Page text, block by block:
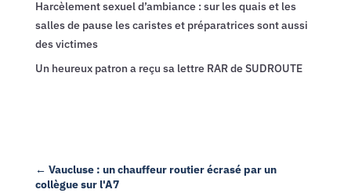
Harcèlement sexuel d’ambiance : sur les quais et les
salles de pause les caristes et préparatrices sont aussi
des victimes
Un heureux patron a reçu sa lettre RAR de SUDROUTE
← Vaucluse : un chauffeur routier écrasé par un
collègue sur l'A7